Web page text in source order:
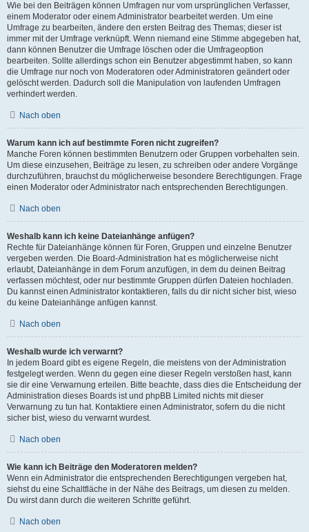
Wie bei den Beiträgen können Umfragen nur vom ursprünglichen Verfasser,
einem Moderator oder einem Administrator bearbeitet werden. Um eine
Umfrage zu bearbeiten, ändere den ersten Beitrag des Themas; dieser ist
immer mit der Umfrage verknüpft. Wenn niemand eine Stimme abgegeben hat,
dann können Benutzer die Umfrage löschen oder die Umfrageoption
bearbeiten. Sollte allerdings schon ein Benutzer abgestimmt haben, so kann
die Umfrage nur noch von Moderatoren oder Administratoren geändert oder
gelöscht werden. Dadurch soll die Manipulation von laufenden Umfragen
verhindert werden.
Nach oben
Warum kann ich auf bestimmte Foren nicht zugreifen?
Manche Foren können bestimmten Benutzern oder Gruppen vorbehalten sein.
Um diese einzusehen, Beiträge zu lesen, zu schreiben oder andere Vorgänge
durchzuführen, brauchst du möglicherweise besondere Berechtigungen. Frage
einen Moderator oder Administrator nach entsprechenden Berechtigungen.
Nach oben
Weshalb kann ich keine Dateianhänge anfügen?
Rechte für Dateianhänge können für Foren, Gruppen und einzelne Benutzer
vergeben werden. Die Board-Administration hat es möglicherweise nicht
erlaubt, Dateianhänge in dem Forum anzufügen, in dem du deinen Beitrag
verfassen möchtest, oder nur bestimmte Gruppen dürfen Dateien hochladen.
Du kannst einen Administrator kontaktieren, falls du dir nicht sicher bist, wieso
du keine Dateianhänge anfügen kannst.
Nach oben
Weshalb wurde ich verwarnt?
In jedem Board gibt es eigene Regeln, die meistens von der Administration
festgelegt werden. Wenn du gegen eine dieser Regeln verstoßen hast, kann
sie dir eine Verwarnung erteilen. Bitte beachte, dass dies die Entscheidung der
Administration dieses Boards ist und phpBB Limited nichts mit dieser
Verwarnung zu tun hat. Kontaktiere einen Administrator, sofern du die nicht
sicher bist, wieso du verwarnt wurdest.
Nach oben
Wie kann ich Beiträge den Moderatoren melden?
Wenn ein Administrator die entsprechenden Berechtigungen vergeben hat,
siehst du eine Schaltfläche in der Nähe des Beitrags, um diesen zu melden.
Du wirst dann durch die weiteren Schritte geführt.
Nach oben